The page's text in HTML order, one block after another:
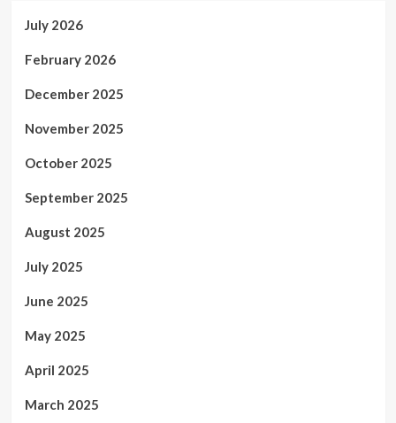
July 2026
February 2026
December 2025
November 2025
October 2025
September 2025
August 2025
July 2025
June 2025
May 2025
April 2025
March 2025